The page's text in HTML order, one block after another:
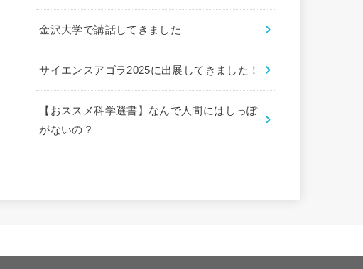
金沢大学で講話してきました
サイエンスアゴラ2025に出展してきました！
【おススメ科学選書】なんで人間にはしっぽ
がないの？